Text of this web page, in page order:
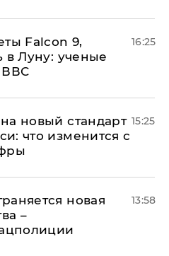
Falcon 9,
в Луну: ученые
ВВС
16:25
новый стандарт
что изменится с
15:25
новая
–
13:58